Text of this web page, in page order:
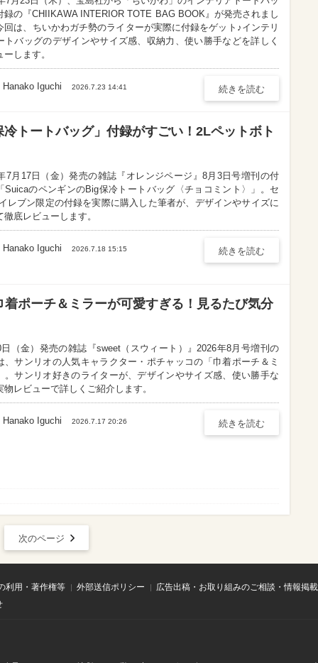
録の『CHIIKAWA INTERIOR TOTE BAG BOOK』が発売されまし
回は、ちいかわガチ勢のライターが実際に付録をゲット♪インテリ
トバッグのデザインやサイズ感、収納力、使い勝手などを詳しく
ーします。
Hanako Iguchi
Hanako Iguchi 2026.7.23 14:41 続きを読む
トートバッグ」付録がすごい！2Lペットボト
7月17日（金）発売の雑誌『オレンジページ』8月3日号増刊の付
SuicaのペンギンのBig保冷トートバッグ〈チョコミント〉」。セ
レブン限定の付録を実際に購入した筆者が、デザインやサイズに
徹底レビューします。
Hanako Iguchi
Hanako Iguchi 2026.7.18 15:15 続きを読む
ポーチ＆ミラーが可愛すぎる！見るたび気分
（金）発売の雑誌『sweet（スウィート）』2026年8月号増刊の
、サンリオの人気キャラクター・ポチャッコの「巾着ポーチ＆ミ
。サンリオ好きのライターが、デザインやサイズ感、使い勝手な
物レビューで詳しくご紹介します。
Hanako Iguchi
Hanako Iguchi 2026.7.17 20:26 続きを読む
次のページ
利用・著作権等 外部送信ポリシー
広告出稿・お取り組みのご相談・情報掲